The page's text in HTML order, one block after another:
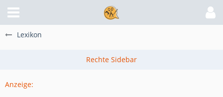
Lexikon
Anzeige: